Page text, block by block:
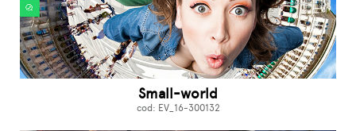
Small-world
cod: EV_16-300132